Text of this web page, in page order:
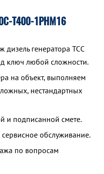
Т400-1РНМ16
генератора ТСС
ключ любой сложности.
на объект, выполняем
нестандартных
и подписанной смете.
обслуживание.
по вопросам